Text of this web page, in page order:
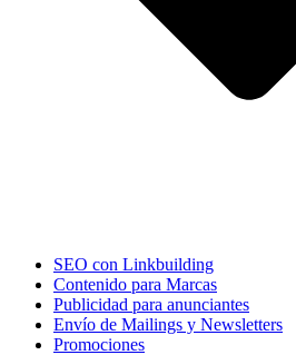
SEO con Linkbuilding
Contenido para Marcas
Publicidad para anunciantes
Envío de Mailings y Newsletters
Promociones